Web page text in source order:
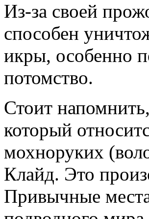
Из-за своей
способен
икры, особенно
потомство.
Стоит
который
мохноруких
Клайд. Это
Привычные